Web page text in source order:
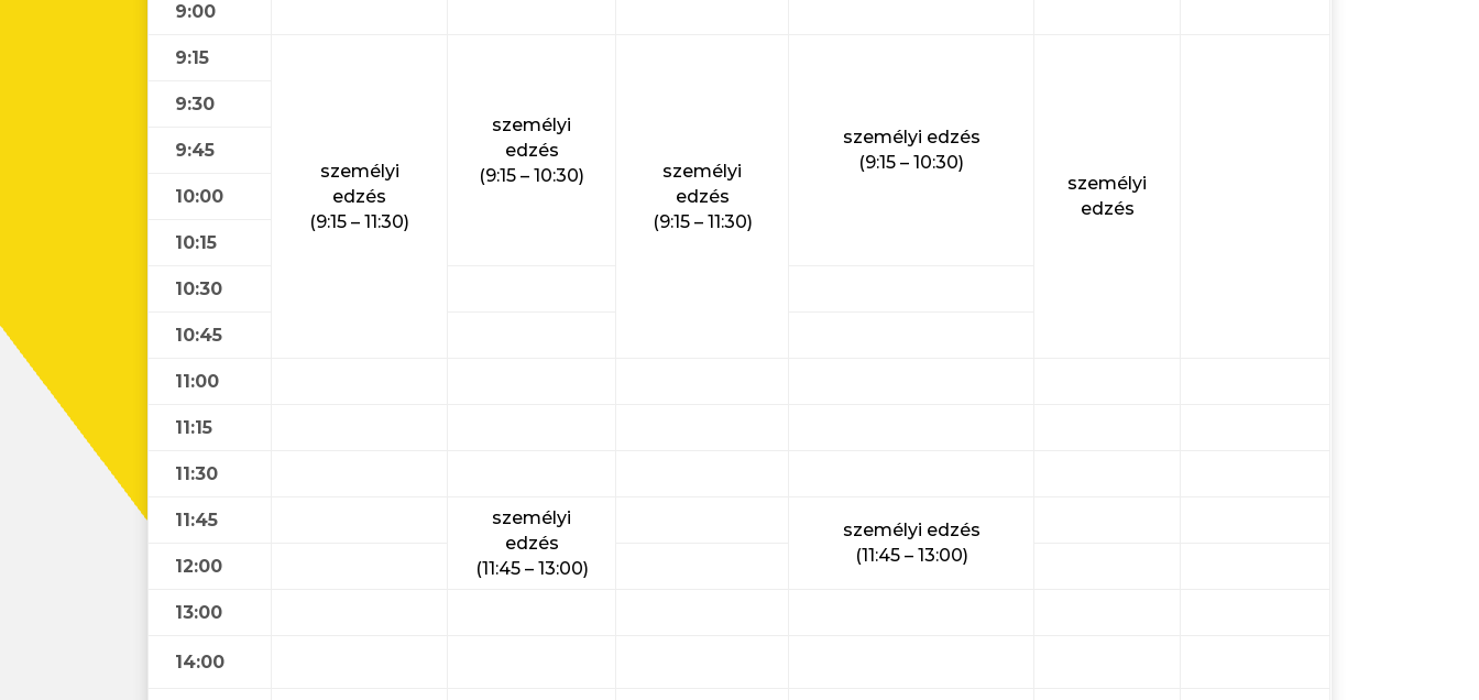
9:00
9:15
személyi
edzés
(9:15 – 11:30)
személyi
edzés
(9:15 – 10:30)
személyi
edzés
(9:15 – 11:30)
személyi edzés
(9:15 – 10:30)
személyi
edzés
9:30
9:45
10:00
10:15
10:30
10:45
11:00
11:15
11:30
11:45
személyi
edzés
(11:45 – 13:00)
személyi edzés
(11:45 – 13:00)
12:00
13:00
14:00